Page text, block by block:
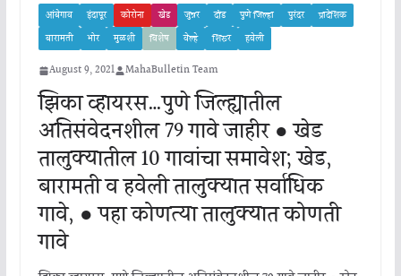
आंबेगाव इंदापूर कोरोना खेड जुन्नर दौंड पुणे जिल्हा पुरंदर
प्रादेशिक
बारामती
भोर मुळशी विशेष वेल्हे शिरूर हवेली
August 9, 2021 MahaBulletin Team
झिका व्हायरस…पुणे जिल्ह्यातील
अतिसंवेदनशील 79 गावे जाहीर ● खेड
तालुक्यातील 10 गावांचा समावेश; खेड,
बारामती व हवेली तालुक्यात सर्वाधिक
गावे, ● पहा कोणत्या तालुक्यात कोणती
गावे